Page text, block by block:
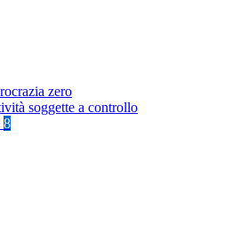
zero
soggette a controllo
8